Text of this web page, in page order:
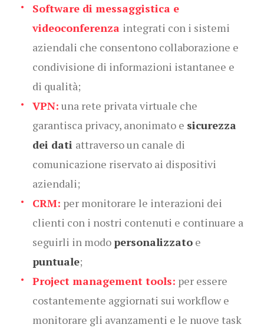
Software di messaggistica e
videoconferenza integrati con i sistemi
aziendali che consentono collaborazione e
condivisione di informazioni istantanee e
di qualità;
VPN: una rete privata virtuale che
garantisca privacy, anonimato e sicurezza
dei dati attraverso un canale di
comunicazione riservato ai dispositivi
aziendali;
CRM: per monitorare le interazioni dei
clienti con i nostri contenuti e continuare a
seguirli in modo personalizzato e
puntuale;
Project management tools: per essere
costantemente aggiornati sui workflow e
monitorare gli avanzamenti e le nuove task